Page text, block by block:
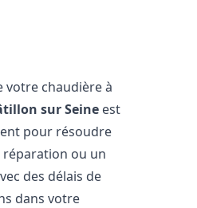
votre chaudière à
sur Seine est
pour résoudre
réparation ou un
des délais de
dans votre